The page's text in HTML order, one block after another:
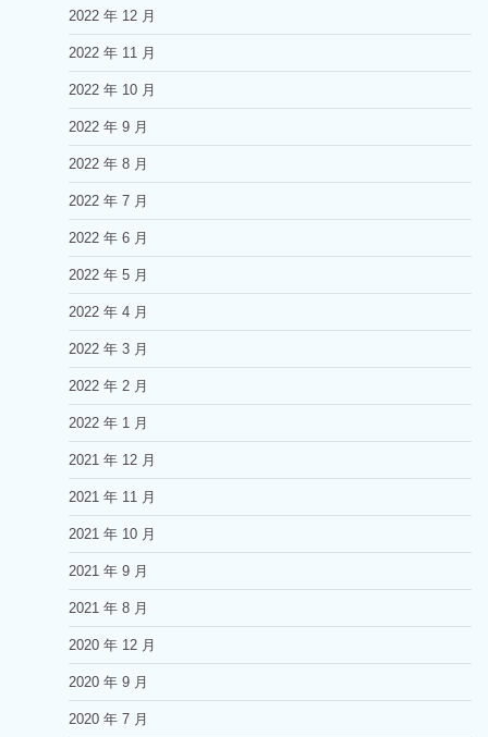
2022 年 12 月
2022 年 11 月
2022 年 10 月
2022 年 9 月
2022 年 8 月
2022 年 7 月
2022 年 6 月
2022 年 5 月
2022 年 4 月
2022 年 3 月
2022 年 2 月
2022 年 1 月
2021 年 12 月
2021 年 11 月
2021 年 10 月
2021 年 9 月
2021 年 8 月
2020 年 12 月
2020 年 9 月
2020 年 7 月